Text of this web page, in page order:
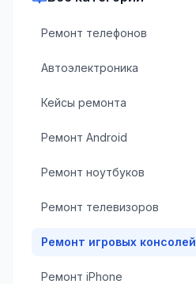
Ремонт телефонов
Автоэлектроника
Кейсы ремонта
Ремонт Android
Ремонт ноутбуков
Ремонт телевизоров
Ремонт игровых консолей
Ремонт iPhone